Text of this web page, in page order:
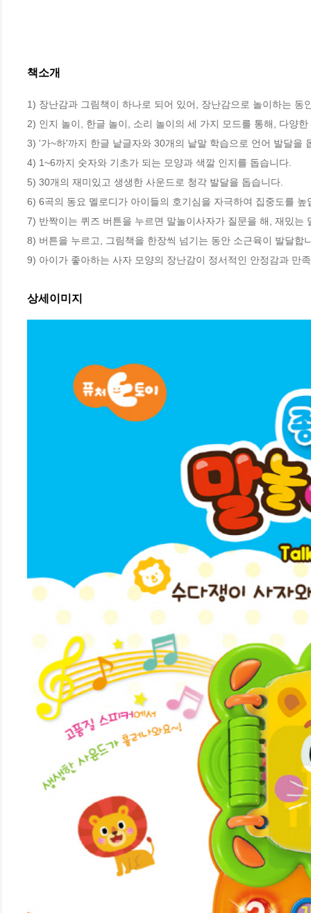
책소개
1) 장난감과 그림책이 하나로 되어 있어, 장난감으로 놀이하는 동
2) 인지 놀이, 한글 놀이, 소리 놀이의 세 가지 모드를 통해, 다양
3) '가~하'까지 한글 낱글자와 30개의 낱말 학습으로 언어 발달을
4) 1~6까지 숫자와 기초가 되는 모양과 색깔 인지를 돕습니다.
5) 30개의 재미있고 생생한 사운드로 청각 발달을 돕습니다.
6) 6곡의 동요 멜로디가 아이들의 호기심을 자극하여 집중도를
7) 반짝이는 퀴즈 버튼을 누르면 말놀이사자가 질문을 해, 재밌는
8) 버튼을 누르고, 그림책을 한장씩 넘기는 동안 소근육이 발달합
9) 아이가 좋아하는 사자 모양의 장난감이 정서적인 안정감과 만
상세이미지